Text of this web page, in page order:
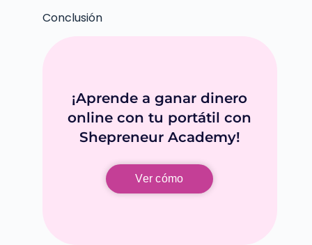
Conclusión
¡Aprende a ganar dinero
online con tu portátil con
Shepreneur Academy!
Ver cómo